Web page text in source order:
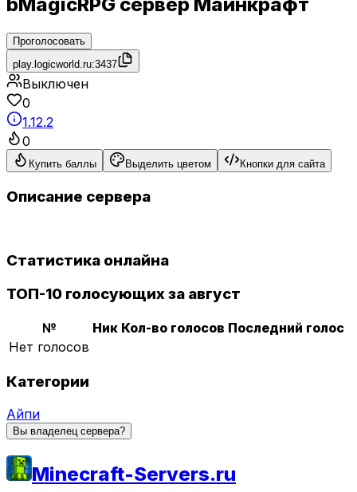
Проголосовать
play.logicworld.ru:3437
Выключен
0
1.12.2
0
Купить баллы Выделить цветом Кнопки для сайта
Описание сервера
Статистика онлайна
ТОП-10 голосующих за август
№ Ник Кол-во голосов Последний голос
Нет голосов
Категории
Айпи
Вы владелец сервера?
Minecraft-Servers.ru